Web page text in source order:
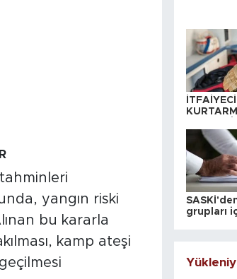
yangın riski
bu kararla
kamp ateşi
İTFAİYECİ
grupları